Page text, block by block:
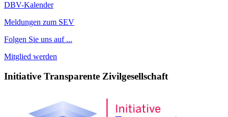
DBV-Kalender
Meldungen zum SEV
Folgen Sie uns auf ...
Mitglied werden
Initiative Transparente Zivilgesellschaft